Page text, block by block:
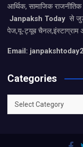
आर्थिक, सामाजिक राजनीतिक
Janpaksh Today से
पेज,यू-ट्यूब चैनल,इंस्टाग्राम
Email:
Categories
Categories